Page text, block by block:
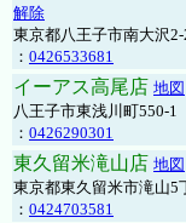
解除
東京都八王子市南大沢
： 0426533681
イーアス高尾店 地図
八王子市東浅川町550-
： 0426290301
東久留米滝山店 地図
東京都東久留米市滝山5
： 0424703581